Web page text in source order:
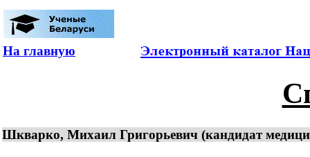
На главную
Шкварко, Михаил Григорьевич (кандидат